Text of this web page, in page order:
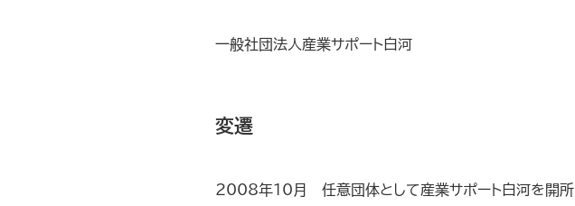
一般社団法人産業サポート白河
変遷
2008年10月 任意団体として産業サポート白河を開所